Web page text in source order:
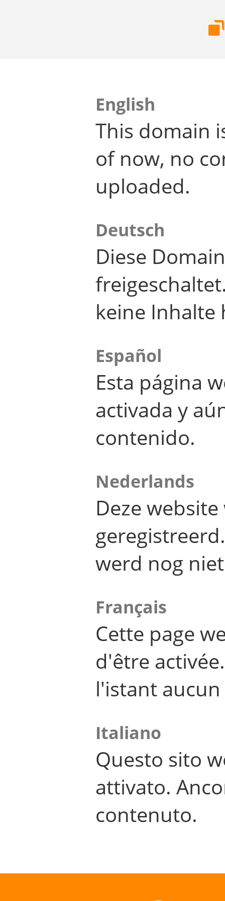
English
This domain
of now, no
uploaded.
Deutsch
Diese
keine Inhalte
Español
Esta página
activada y
contenido.
Nederlands
Deze
werd nog
Français
Cette page
d'être
l'istant
Italiano
Questo sito
attivato.
contenuto.